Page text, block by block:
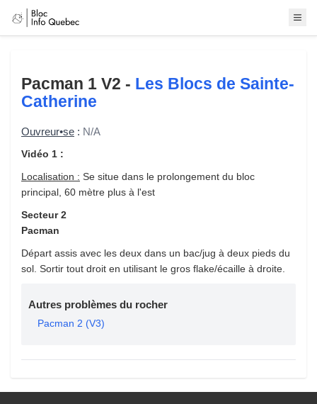
Pacman 1 V2 - Les Blocs de Sainte-
Catherine
Ouvreur•se : N/A
Vidéo 1 :
Localisation : Se situe dans le prolongement du bloc
principal, 60 mètre plus à l'est
Secteur 2
Pacman
Départ assis avec les deux dans un bac/jug à deux pieds du
sol. Sortir tout droit en utilisant le gros flake/écaille à droite.
Autres problèmes du rocher
Pacman 2 (V3)